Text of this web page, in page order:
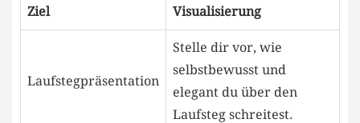
Ziel Visualisierung
Laufstegpräsentation
Stelle dir vor, wie
selbstbewusst und
elegant du über den
Laufsteg ​schreitest.